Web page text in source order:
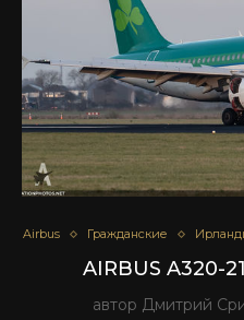
Airbus Гражданские
AIRBUS A320-
автор Дмитрий